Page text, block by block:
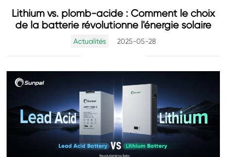
Lithium vs. plomb-acide : Comment le choix
de la batterie révolutionne l'énergie solaire
Actualités 2025-05-28